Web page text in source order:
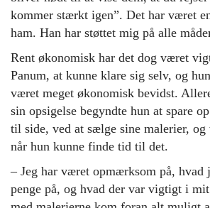
kommer stærkt igen”. Det har været
ham. Han har støttet mig på alle
Rent økonomisk har det dog været
Panum, at kunne klare sig selv, og
været meget økonomisk bevidst.
sin opsigelse begyndte hun at spare
til side, ved at sælge sine malerier, og
når hun kunne finde tid til det.
– Jeg har været opmærksom på, hvad
penge på, og hvad der var vigtigt i